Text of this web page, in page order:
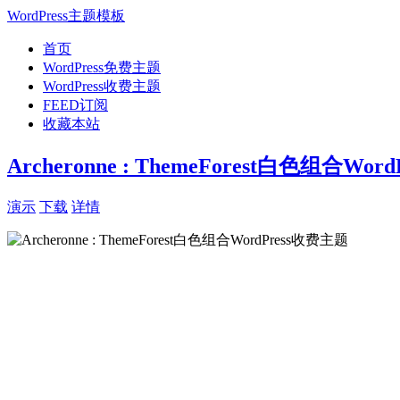
WordPress主题模板
首页
WordPress免费主题
WordPress收费主题
FEED订阅
收藏本站
Archeronne : ThemeForest白色组合
演示 下载 详情